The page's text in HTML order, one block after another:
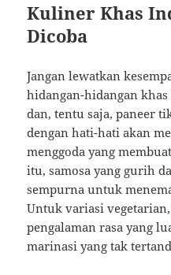
Kuliner Khas
Dicoba
Jangan lewatkan
hidangan-hidangan
dan, tentu saja, paneer
dengan hati-hati akan
menggoda yang
itu, samosa yang gurih
sempurna untuk
Untuk variasi
pengalaman rasa yang
marinasi yang tak